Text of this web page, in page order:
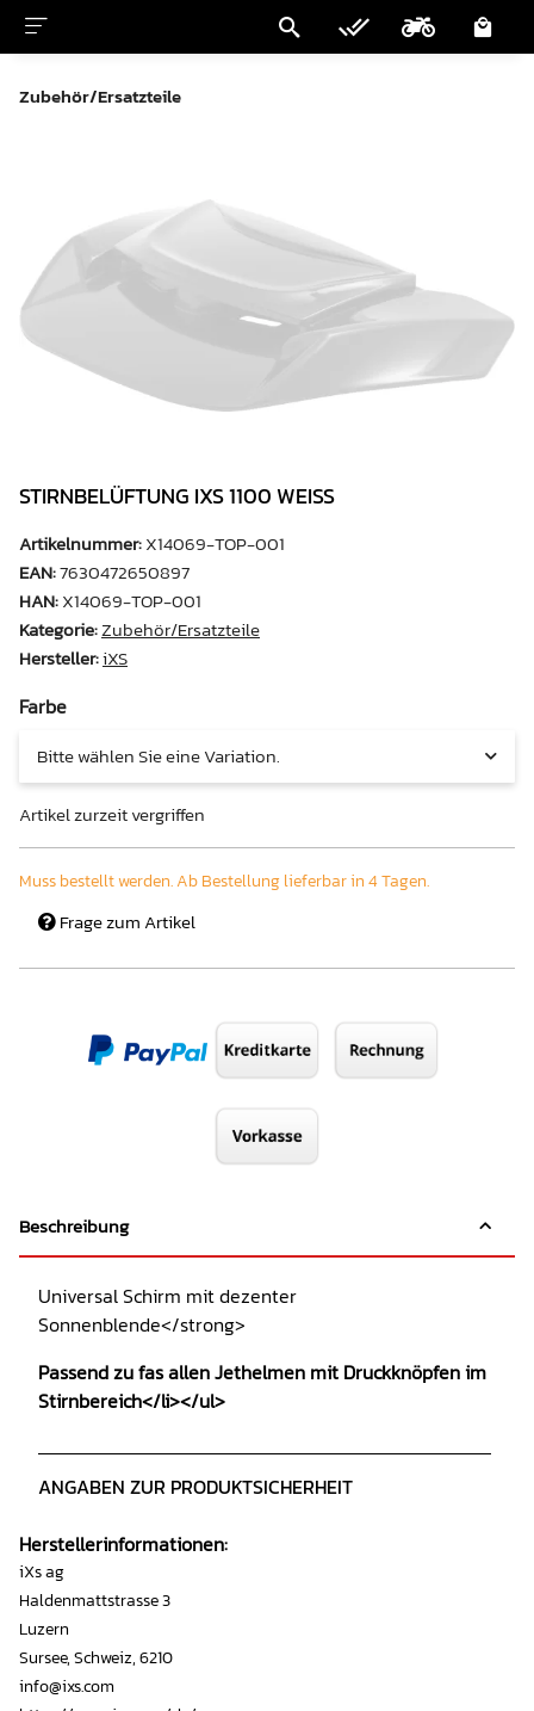
Zubehör/Ersatzteile
STIRNBELÜFTUNG IXS 1100 WEISS
Artikelnummer:X14069-TOP-001
EAN:7630472650897
HAN:X14069-TOP-001
Kategorie:Zubehör/Ersatzteile
Hersteller:iXS
Farbe
Bitte wählen Sie eine Variation.
Artikel zurzeit vergriffen
Muss bestellt werden. Ab Bestellung lieferbar in 4 Tagen.
Frage zum Artikel
Beschreibung
Universal Schirm mit dezenter
Sonnenblende</strong>
Passend zu fas allen Jethelmen mit Druckknöpfen im
Stirnbereich</li></ul>
ANGABEN ZUR PRODUKTSICHERHEIT
Herstellerinformationen:
iXs ag
Haldenmattstrasse 3
Luzern
Sursee, Schweiz, 6210
info@ixs.com